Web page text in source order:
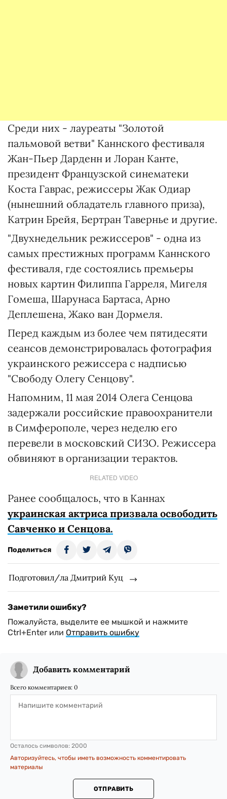
Среди них - лауреаты "Золотой
пальмовой ветви" Каннского фестиваля
Жан-Пьер Дарденн и Лоран Канте,
президент Французской синематеки
Коста Гаврас, режиссеры Жак Одиар
(нынешний обладатель главного приза),
Катрин Брейя, Бертран Тавернье и другие.
"Двухнедельник режиссеров" - одна из
самых престижных программ Каннского
фестиваля, где состоялись премьеры
новых картин Филиппа Гарреля, Мигеля
Гомеша, Шарунаса Бартаса, Арно
Деплешена, Жако ван Дормеля.
Перед каждым из более чем пятидесяти
сеансов демонстрировалась фотография
украинского режиссера с надписью
"Свободу Олегу Сенцову".
Напомним, 11 мая 2014 Олега Сенцова
задержали российские правоохранители
в Симферополе, через неделю его
перевели в московский СИЗО. Режиссера
обвиняют в организации терактов.
RELATED VIDEO
Ранее сообщалось, что в Каннах
украинская актриса призвала освободить
Савченко и Сенцова.
Поделиться
Подготовил/ла Дмитрий Куц
Заметили ошибку?
Пожалуйста, выделите ее мышкой и нажмите
Ctrl+Enter или Отправить ошибку
Добавить комментарий
Всего комментариев: 0
Осталось символов: 2000
Авторизуйтесь, чтобы иметь возможность комментировать
материалы
ОТПРАВИТЬ